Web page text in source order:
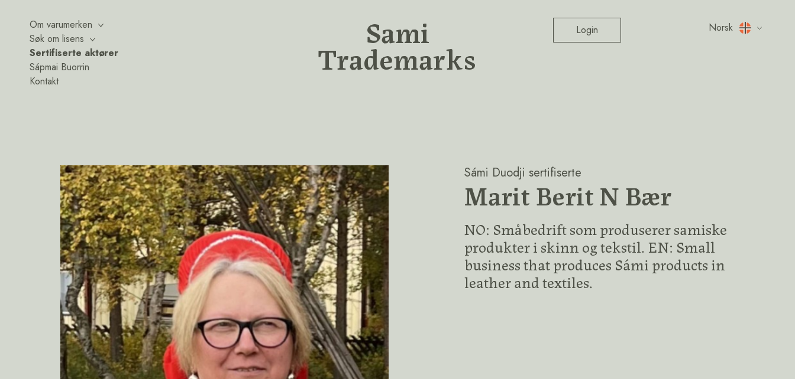
Om varumerken
Søk om lisens
Sertifiserte aktører
Sápmai Buorrin
Kontakt
Sami
Trademarks
Login Norsk
Sámi Duodji sertifiserte
Marit Berit N Bær
NO: Småbedrift som produserer samiske
produkter i skinn og tekstil. EN: Small
business that produces Sámi products in
leather and textiles.